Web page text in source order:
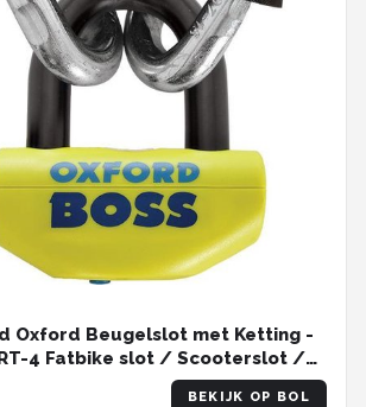
Oxford Beugelslot met Ketting -
4 Fatbike slot / Scooterslot /
met ketting !
BEKIJK OP BOL